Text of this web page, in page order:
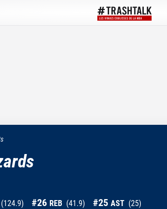
(124.9) #26 REB (41.9) #25 AST (25)